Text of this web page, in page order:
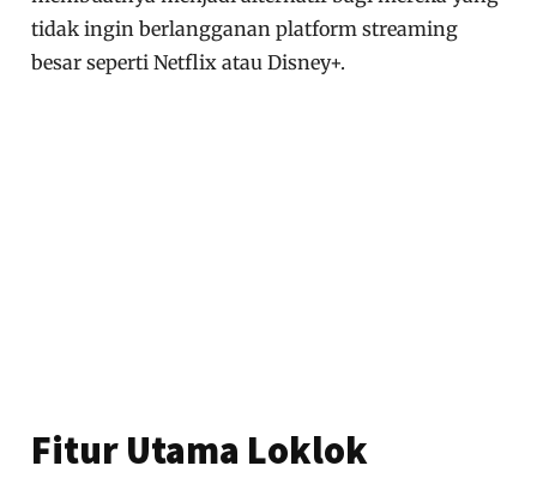
tidak ingin berlangganan platform streaming
besar seperti Netflix atau Disney+.
Fitur Utama Loklok